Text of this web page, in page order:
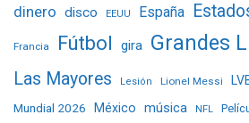
dinero disco EEUU España
Francia Fútbol gira Grandes
Las Mayores Lesión Lionel Messi
Mundial 2026 México música NFL